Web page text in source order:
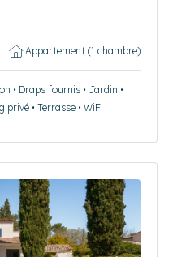
Appartement (1 chambre)
• Draps fournis • Jardin •
• Terrasse • WiFi